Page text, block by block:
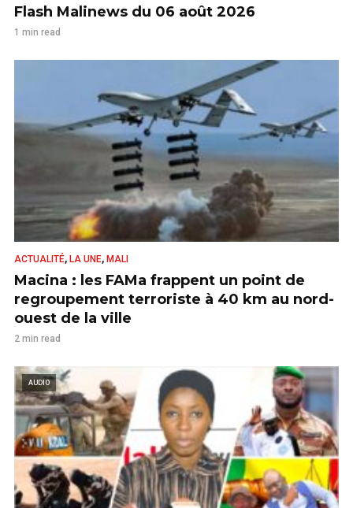
Flash Malinews du 06 août 2026
1 min read
ACTUALITÉ, LA UNE, MALI
Macina : les FAMa frappent un point de
regroupement terroriste à 40 km au nord-
ouest de la ville
2 min read
AUDIO